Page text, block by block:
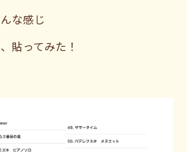
な感じ
貼ってみた！